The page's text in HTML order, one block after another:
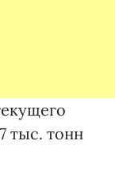
тыс. тонн